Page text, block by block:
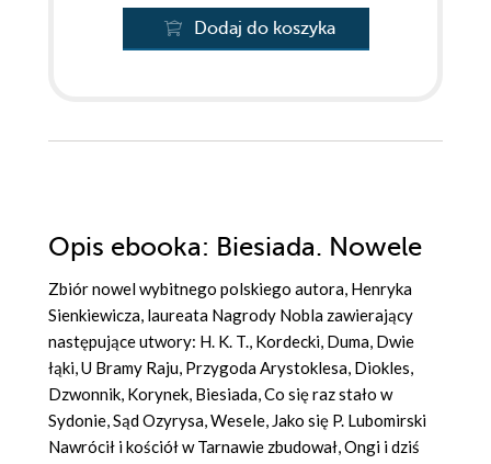
Dodaj do koszyka
Opis ebooka: Biesiada. Nowele
Zbiór nowel wybitnego polskiego autora, Henryka
Sienkiewicza, laureata Nagrody Nobla zawierający
następujące utwory: H. K. T., Kordecki, Duma, Dwie
łąki, U Bramy Raju, Przygoda Arystoklesa, Diokles,
Dzwonnik, Korynek, Biesiada, Co się raz stało w
Sydonie, Sąd Ozyrysa, Wesele, Jako się P. Lubomirski
Nawrócił i kościół w Tarnawie zbudował, Ongi i dziś